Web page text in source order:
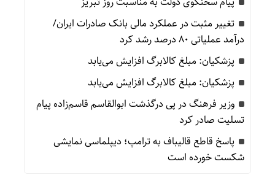
تغییر مثبت در عملکرد مالی بانک صادرات ایران/
درآمد عملیاتی 80 درصد رشد کرد
پزشکیان: مبلغ کالابرگ افزایش می‌یابد
پزشکیان: مبلغ کالابرگ افزایش می‌یابد
وزیر فرهنگ در پی درگذشت ابوالقاسم قاسم‌زاده پیام
تسلیت صادر کرد
پاسخ قاطع قالیباف به ترامپ؛ دیپلماسی نمایشی
شکست خورده است